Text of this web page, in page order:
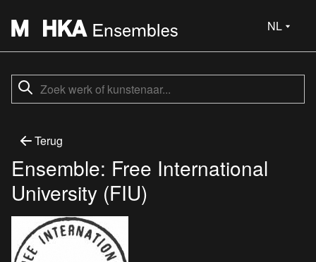
NL
Terug
Ensemble: Free International
University (FIU)